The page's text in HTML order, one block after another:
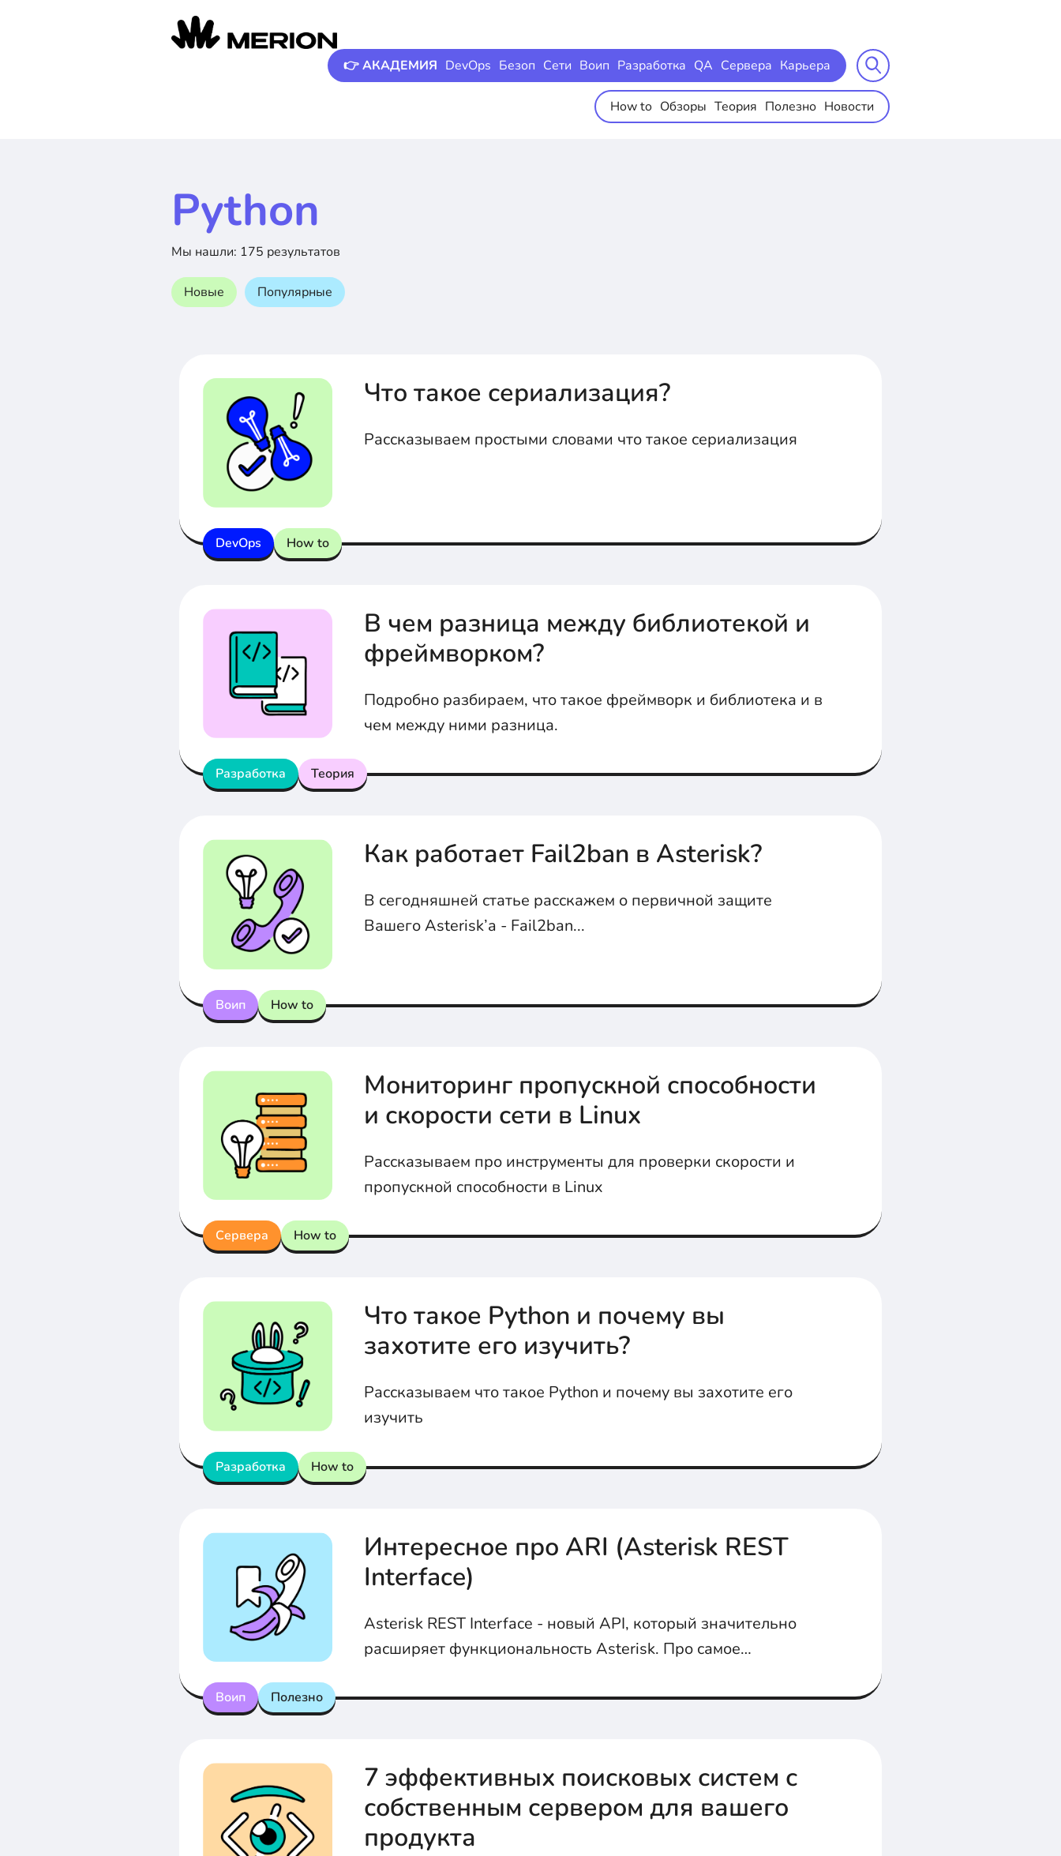
👉 АКАДЕМИЯ DevOps Безоп Сети Воип Разработка QA Сервера Карьера
How to Обзоры Теория Полезно Новости
Python
Мы нашли: 175 результатов
Новые Популярные
DevOps How to
Что такое сериализация?
Рассказываем простыми словами что такое сериализация
Разработка Теория
В чем разница между библиотекой и
фреймворком?
Подробно разбираем, что такое фреймворк и библиотека и в
чем между ними разница.
Воип How to
Как работает Fail2ban в Asterisk?
В сегодняшней статье расскажем о первичной защите
Вашего Asterisk’a - Fail2ban...
Сервера How to
Мониторинг пропускной способности
и скорости сети в Linux
Рассказываем про инструменты для проверки скорости и
пропускной способности в Linux
Разработка How to
Что такое Python и почему вы
захотите его изучить?
Рассказываем что такое Python и почему вы захотите его
изучить
Воип Полезно
Интересное про ARI (Asterisk REST
Interface)
Asterisk REST Interface - новый API, который значительно
расширяет функциональность Asterisk. Про самое
7 эффективных поисковых систем с
собственным сервером для вашего
продукта